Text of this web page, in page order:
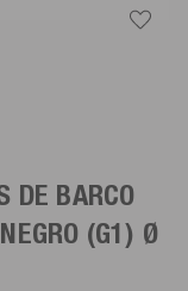
DE BARCO
NEGRO (G1) Ø